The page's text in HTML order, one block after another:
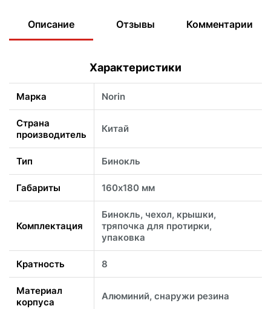
Описание Отзывы Комментарии
Характеристики
Марка Norin
Страна
производитель
Китай
Тип Бинокль
Габариты 160х180 мм
Комплектация
Бинокль, чехол, крышки,
тряпочка для протирки,
упаковка
Кратность 8
Материал
корпуса
Алюминий, снаружи резина